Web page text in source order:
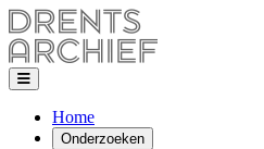
Home
Onderzoeken